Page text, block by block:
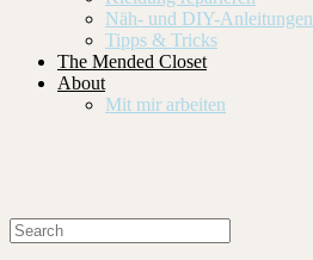
Näh- und DIY-Anleitungen
Tipps & Tricks
The Mended Closet
About
Mit mir arbeiten